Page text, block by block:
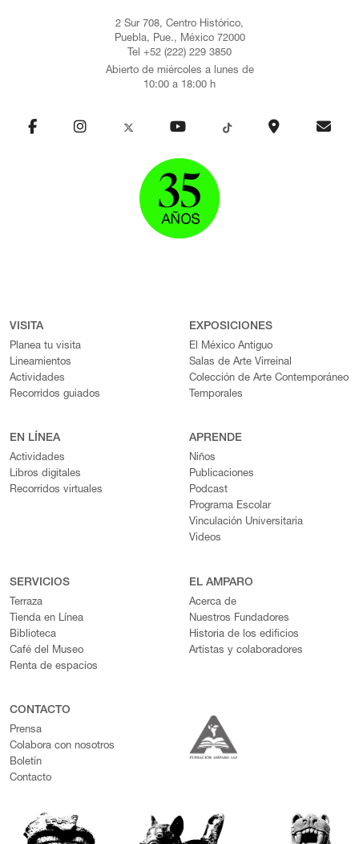
2 Sur 708, Centro Histórico,
Puebla, Pue., México 72000
Tel +52 (222) 229 3850
Abierto de miércoles a lunes de
10:00 a 18:00 h
VISITA
Planea tu visita
Lineamientos
Actividades
Recorridos guiados
EXPOSICIONES
El México Antiguo
Salas de Arte Virreinal
Colección de Arte Contemporáneo
Temporales
EN LÍNEA
Actividades
Libros digitales
Recorridos virtuales
APRENDE
Niños
Publicaciones
Podcast
Programa Escolar
Vinculación Universitaria
Videos
SERVICIOS
Terraza
Tienda en Línea
Biblioteca
Café del Museo
Renta de espacios
EL AMPARO
Acerca de
Nuestros Fundadores
Historia de los edificios
Artistas y colaboradores
CONTACTO
Prensa
Colabora con nosotros
Boletín
Contacto